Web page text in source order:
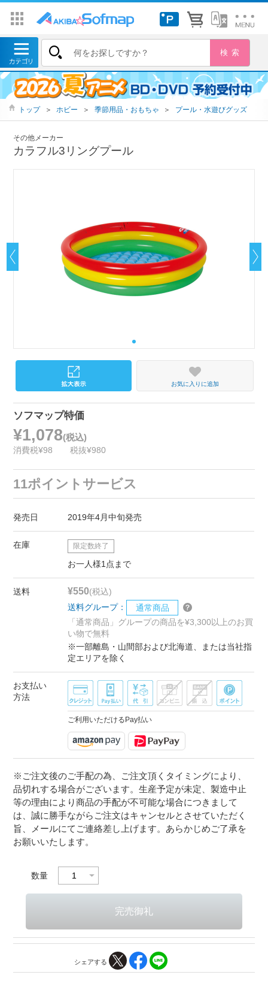
トップ ＞ ホビー ＞ 季節用品・おもちゃ ＞ プール・水遊びグッズ
その他メーカー
カラフル3リングプール
お気に入りに追加
ソフマップ特価
¥1,078(税込)
消費税¥98 税抜¥980
11ポイントサービス
発売日 2019年4月中旬発売
在庫 限定数終了
お一人様1点まで
送料 ¥550(税込)
送料グループ：
通常商品
「通常商品」グループの商品を¥3,300以上のお買
い物で無料
※一部離島・山間部および北海道、または当社指
定エリアを除く
お支払い
方法
ご利用いただけるPay払い
※ご注文後のご手配の為、ご注文頂くタイミングにより、
品切れする場合がございます。生産予定が未定、製造中止
等の理由により商品の手配が不可能な場合につきまして
は、誠に勝手ながらご注文はキャンセルとさせていただく
旨、メールにてご連絡差し上げます。あらかじめご了承を
お願いいたします。
数量
シェアする